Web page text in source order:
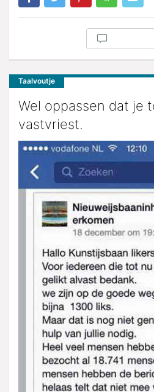
Taalvoutje
Wel oppassen dat je
vastvriest.